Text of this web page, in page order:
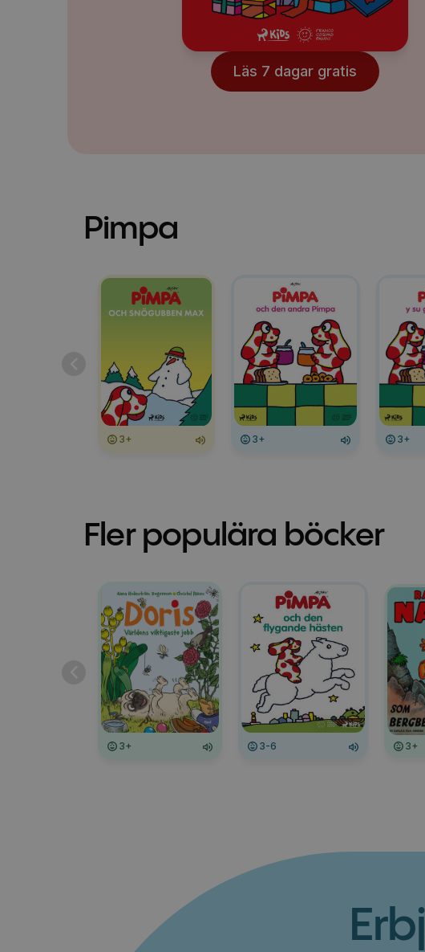
Läs 7 dagar gratis
Pimpa
3+ 3+ 3+
Fler populära böcker
3+ 3-6 3+